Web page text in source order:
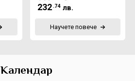
232 .74 лв.
Научете повече
Календар